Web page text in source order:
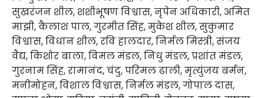
सुखरंजन शील, शशीभूषण विश्वास, नृपेन अधिकारी, अमित
माझी, कैलाश पाल, गुरमीत सिंह, मुकेश शील, सुकुमार
विश्वास, विधान शील, रवि हालदार, निर्मल मिस्त्री, संजय
वैद्य, किशोर बाला, विमल मंडल, निधु मंडल, प्रशांत मंडल,
गुरनाम सिंह, रामानंद, चंदु, परिमल ढाली, मृत्युंजय बर्मन,
मनीमोहन, विशाल विश्वास, निर्मल मंडल, गोपाल दास,